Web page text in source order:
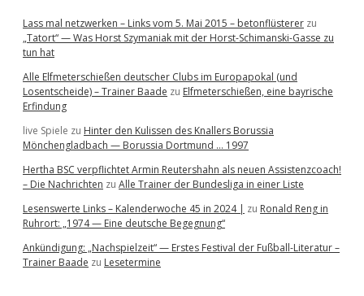
Lass mal netzwerken – Links vom 5. Mai 2015 – betonflüsterer zu
„Tatort“ — Was Horst Szymaniak mit der Horst-Schimanski-Gasse zu
tun hat
Alle Elfmeterschießen deutscher Clubs im Europapokal (und
Losentscheide) – Trainer Baade zu Elfmeterschießen, eine bayrische
Erfindung
live Spiele zu Hinter den Kulissen des Knallers Borussia
Mönchengladbach — Borussia Dortmund … 1997
Hertha BSC verpflichtet Armin Reutershahn als neuen Assistenzcoach!
– Die Nachrichten zu Alle Trainer der Bundesliga in einer Liste
Lesenswerte Links – Kalenderwoche 45 in 2024 | zu Ronald Reng in
Ruhrort: „1974 — Eine deutsche Begegnung“
Ankündigung: „Nachspielzeit“ — Erstes Festival der Fußball-Literatur –
Trainer Baade zu Lesetermine